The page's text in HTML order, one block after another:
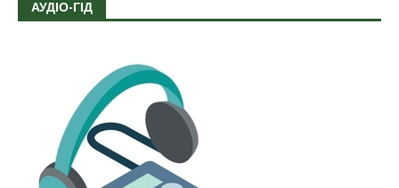
АУДІО-ГІД